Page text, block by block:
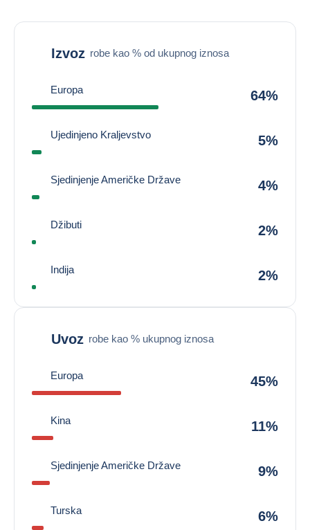
Izvoz robe kao % od ukupnog iznosa
Europa 64%
Ujedinjeno Kraljevstvo 5%
Sjedinjenje Američke Države 4%
Džibuti 2%
Indija 2%
Uvoz robe kao % ukupnog iznosa
Europa 45%
Kina 11%
Sjedinjenje Američke Države 9%
Turska 6%